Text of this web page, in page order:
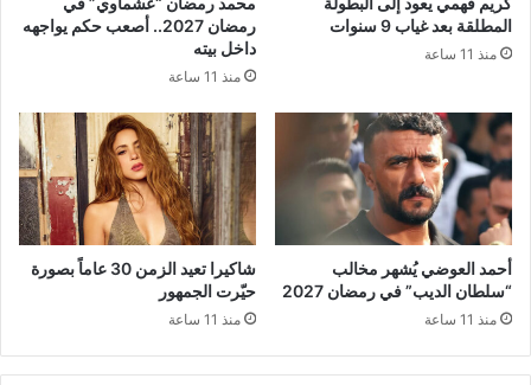
المطلقة بعد غياب 9 سنوات
منذ 11 ساعة
رمضان 2027.. أصعب حكم يواجهه
داخل بيته
منذ 11 ساعة
أحمد العوضي يُشهر مخالب
“سلطان الديب” في رمضان 2027
منذ 11 ساعة
شاكيرا تعيد الزمن 30 عاماً بصورة
حيّرت الجمهور
منذ 11 ساعة